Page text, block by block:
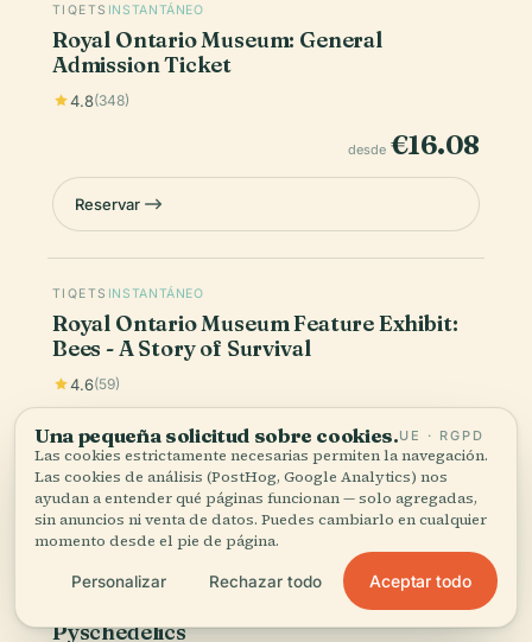
TIQETS INSTANTÁNEO
Royal Ontario Museum: General
Admission Ticket
4.8(348)
desde €16.08
Reservar
TIQETS INSTANTÁNEO
Royal Ontario Museum Feature Exhibit:
Bees - A Story of Survival
4.6(59)
desde €24.13
Reservar
TIQETSINSTANTÁNEO
Royal Ontario Museum Feature Exhibit:
Pyschedelics
Una pequeña solicitud sobre cookies.UE · RGPD
Las cookies estrictamente necesarias permiten la navegación.
Las cookies de análisis (PostHog, Google Analytics) nos
ayudan a entender qué páginas funcionan — solo agregadas,
sin anuncios ni venta de datos. Puedes cambiarlo en cualquier
momento desde el pie de página.
Personalizar Rechazar todo Aceptar todo